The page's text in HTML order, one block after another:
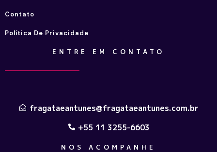
Contato
Política De Privacidade
ENTRE EM CONTATO
fragataeantunes@fragataeantunes.com.br
+55 11 3255-6603
NOS ACOMPANHE